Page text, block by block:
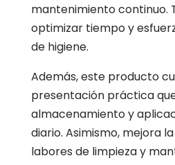
mantenimiento continuo.
optimizar tiempo y
de higiene.
Además, este producto
presentación práctica
almacenamiento y
diario. Asimismo, mejora
labores de limpieza y